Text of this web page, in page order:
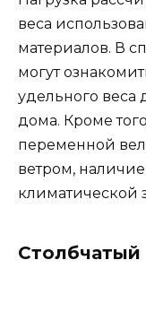
веса
материалов. В
могут
удельного веса
дома. Кроме
переменной
ветром,
климатической
Столбчатый